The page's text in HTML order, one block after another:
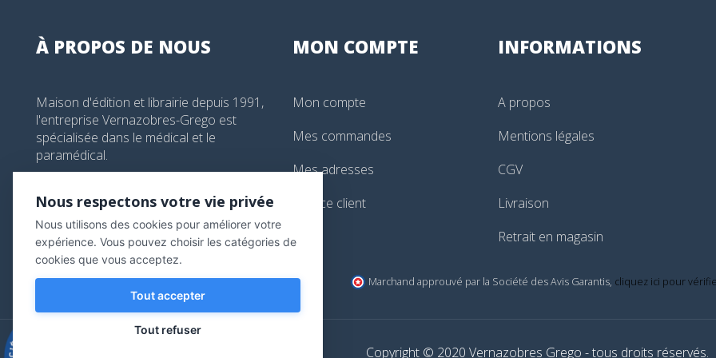
À PROPOS DE NOUS
Maison d'édition et librairie depuis 1991,
l'entreprise Vernazobres-Grego est
spécialisée dans le médical et le
paramédical.
librairie@vg-editions.com
MON COMPTE
Mon compte
Mes commandes
Mes adresses
Service client
INFORMATIONS
A propos
Mentions légales
CGV
Livraison
Retrait en magasin
Marchand approuvé par la Société des Avis Garantis, cliquez ici pour
Copyright © 2020 Vernazobres Grego - tous droits réservés.
Nous respectons votre vie privée
Nous utilisons des cookies pour améliorer votre
expérience. Vous pouvez choisir les catégories de
cookies que vous acceptez.
Tout accepter
Tout refuser